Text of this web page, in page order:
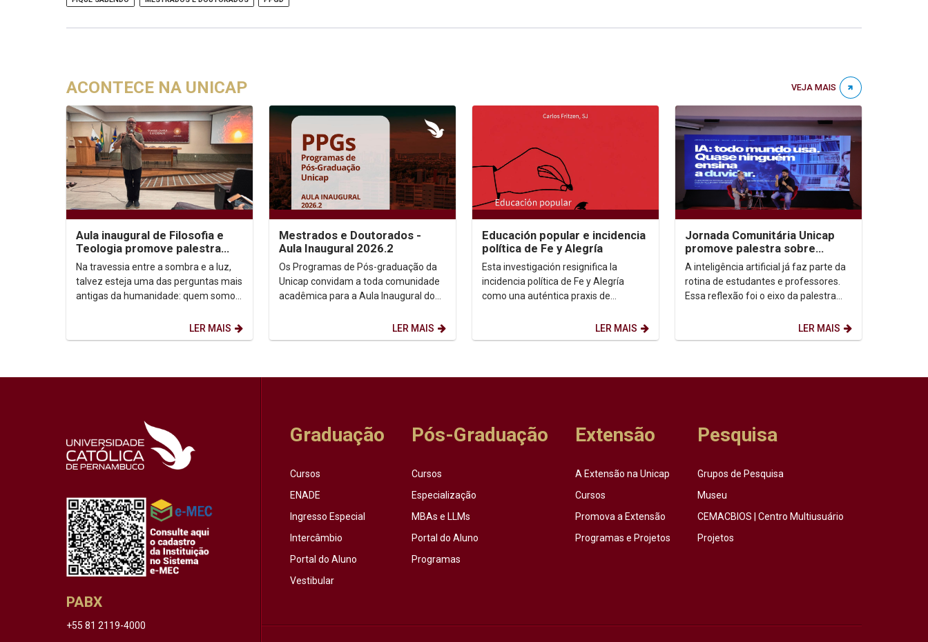
ACONTECE NA UNICAP VEJA MAIS
Aula inaugural de Filosofia e
Teologia promove palestra
sobre autoconhecimento
Na travessia entre a sombra e a luz,
talvez esteja uma das perguntas mais
antigas da humanidade: quem somos,
LER MAIS
Mestrados e Doutorados -
Aula Inaugural 2026.2
Os Programas de Pós-graduação da
Unicap convidam a toda comunidade
acadêmica para a Aula Inaugural do
LER MAIS
Educación popular e incidencia
política de Fe y Alegría
Esta investigación resignifica la
incidencia política de Fe y Alegría
como una auténtica praxis de
LER MAIS
Jornada Comunitária Unicap
promove palestra sobre
aprendizagem com uso de IA
A inteligência artificial já faz parte da
rotina de estudantes e professores.
Essa reflexão foi o eixo da palestra
LER MAIS
PABX
+55 81 2119-4000
Graduação
Cursos
ENADE
Ingresso Especial
Intercâmbio
Portal do Aluno
Vestibular
Pós-Graduação
Cursos
Especialização
MBAs e LLMs
Portal do Aluno
Programas
Extensão
A Extensão na Unicap
Cursos
Promova a Extensão
Programas e Projetos
Pesquisa
Grupos de Pesquisa
Museu
CEMACBIOS | Centro Multiusuário
Projetos